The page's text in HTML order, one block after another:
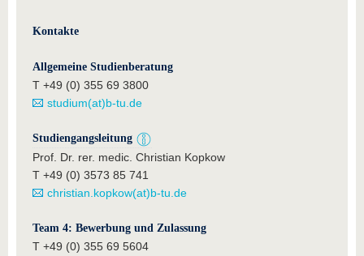
Kontakte
Allgemeine Studienberatung
T +49 (0) 355 69 3800
studium(at)b-tu.de
Studiengangsleitung
Prof. Dr. rer. medic. Christian Kopkow
T +49 (0) 3573 85 741
christian.kopkow(at)b-tu.de
Team 4: Bewerbung und Zulassung
T +49 (0) 355 69 5604